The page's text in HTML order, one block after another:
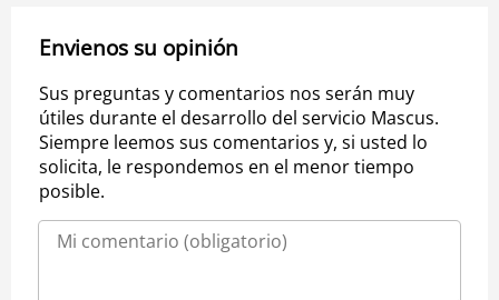
Envienos su opinión
Sus preguntas y comentarios nos serán muy
útiles durante el desarrollo del servicio Mascus.
Siempre leemos sus comentarios y, si usted lo
solicita, le respondemos en el menor tiempo
posible.